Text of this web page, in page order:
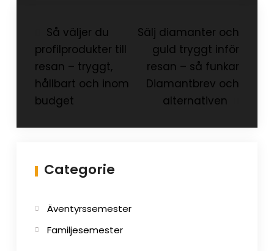
Inläggsnavigering
Så väljer du
profilprodukter till
resan – tryggt,
hållbart och inom
budget
Sälj diamanter och
guld tryggt inför
resan – så funkar
Diamantbrev och
alternativen
Categorie
Äventyrssemester
Familjesemester